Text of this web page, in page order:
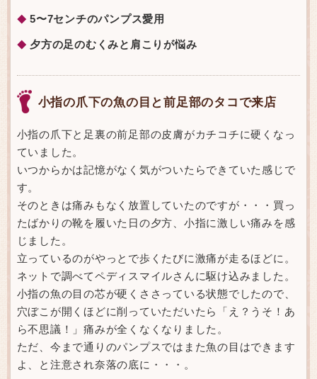
◆ 5〜7センチのパンプス愛用
◆ 夕方の足のむくみと肩こりが悩み
小指の爪下の魚の目と前足部のタコで来店
小指の爪下と足裏の前足部の皮膚がカチコチに硬くなっ
ていました。
いつからかは記憶がなく気がついたらできていた感じで
す。
そのときは痛みもなく放置していたのですが・・・買っ
たばかりの靴を履いた日の夕方、小指に激しい痛みを感
じました。
立っているのがやっとで歩くたびに激痛が走るほどに。
ネットで調べてペディスマイルさんに駆け込みました。
小指の魚の目の芯が硬くささっている状態でしたので、
穴ぼこが開くほどに削っていただいたら「え？うそ！あ
ら不思議！」痛みが全くなくなりました。
ただ、今まで通りのパンプスではまた魚の目はできます
よ、と注意され奈落の底に・・・。